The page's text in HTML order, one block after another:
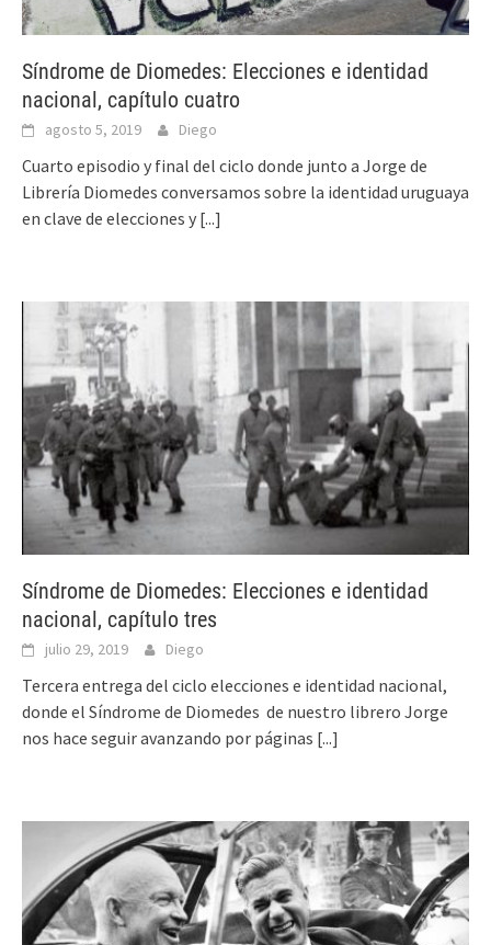
Síndrome de Diomedes: Elecciones e identidad
nacional, capítulo cuatro
agosto 5, 2019 Diego
Cuarto episodio y final del ciclo donde junto a Jorge de
Librería Diomedes conversamos sobre la identidad uruguaya
en clave de elecciones y [...]
Síndrome de Diomedes: Elecciones e identidad
nacional, capítulo tres
julio 29, 2019 Diego
Tercera entrega del ciclo elecciones e identidad nacional,
donde el Síndrome de Diomedes de nuestro librero Jorge
nos hace seguir avanzando por páginas [...]